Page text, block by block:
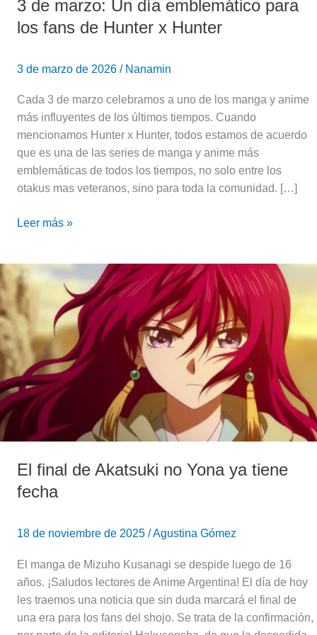
3 de marzo: Un día emblemático para
los fans de Hunter x Hunter
3 de marzo de 2026 / Nanamin
Cada 3 de marzo celebramos a uno de los manga y anime
más influyentes de los últimos tiempos. Cuando
mencionamos Hunter x Hunter, todos estamos de acuerdo
que es una de las series de manga y anime más
emblemáticas de todos los tiempos, no solo entre los
otakus mas veteranos, sino para toda la comunidad. […]
Leer más »
El final de Akatsuki no Yona ya tiene
fecha
18 de noviembre de 2025 /Agustina Gómez
El manga de Mizuho Kusanagi se despide luego de 16
años. ¡Saludos lectores de Anime Argentina! El día de hoy
les traemos una noticia que sin duda marcará el final de
una era para los fans del shojo. Se trata de la confirmación,
El
final
de
Akatsuki
no
Yona
ya
tiene
fecha